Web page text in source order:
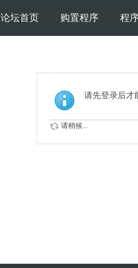
论坛首页 购置程序 程
请先登录后才
请稍候...